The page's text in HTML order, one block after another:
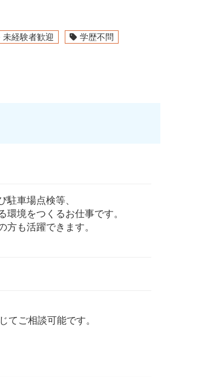
未経験者歓迎
学歴不問
駐車場点検等、
境をつくるお仕事です。
方も活躍できます。
てご相談可能です。